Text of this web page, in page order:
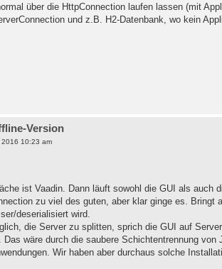
über die HttpConnection laufen lassen (mit
und z.B. H2-Datenbank, wo kein
Version
10:23 am
ist Vaadin. Dann läuft sowohl die GUI als auch
zu viel des guten, aber klar ginge es. Bringt
deserialisiert wird.
die Server zu splitten, sprich die GUI auf
wäre durch die saubere Schichtentrennung von
Wir haben aber durchaus solche